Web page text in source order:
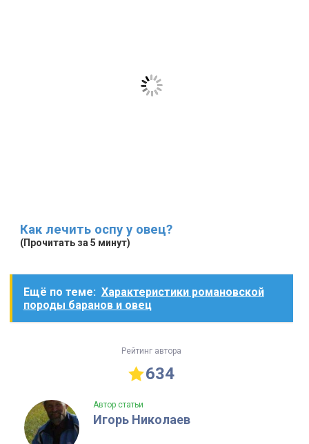
Как лечить оспу у овец?
(Прочитать за 5 минут)
Ещё по теме: Характеристики романовской
породы баранов и овец
Рейтинг автора
634
Автор статьи
Игорь Николаев